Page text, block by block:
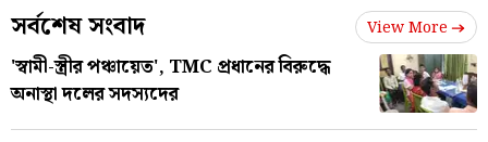
সর্বশেষ সংবাদ View More
'স্বামী-স্ত্রীর পঞ্চায়েত', TMC প্রধানের বিরুদ্ধে
অনাস্থা দলের সদস্যদের